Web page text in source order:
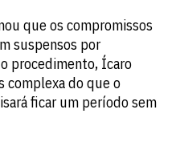
que os compromissos
suspensos por
procedimento, Ícaro
complexa do que o
ficar um período sem